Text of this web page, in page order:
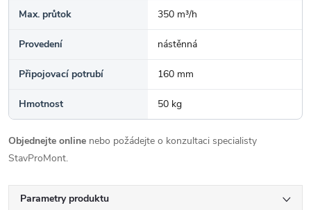
Max. průtok 350 m³/h
Provedení nástěnná
Připojovací potrubí 160 mm
Hmotnost 50 kg
Objednejte online nebo požádejte o konzultaci specialisty
StavProMont.
Parametry produktu